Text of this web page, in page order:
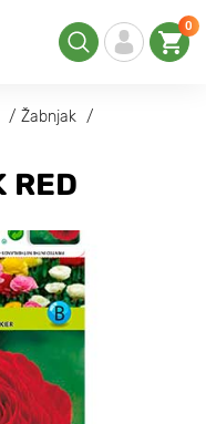
0
Žabnjak
RED